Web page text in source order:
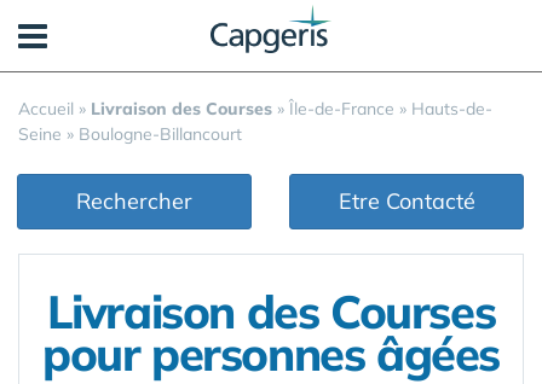
Accueil » Livraison des Courses » Île-de-France » Hauts-de-
Seine » Boulogne-Billancourt
Rechercher Etre Contacté
Livraison des Courses
pour personnes âgées